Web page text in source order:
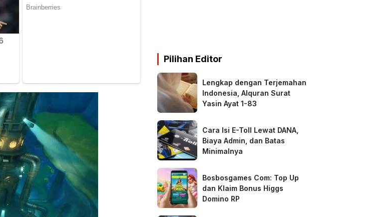
Pilihan Editor
Lengkap dengan Terjemahan
Indonesia, Alquran Surat
Yasin Ayat 1-83
Cara Isi E-Toll Lewat DANA,
Biaya Admin, dan Batas
Minimalnya
Bosbosgames Com: Top Up
dan Klaim Bonus Higgs
Domino RP